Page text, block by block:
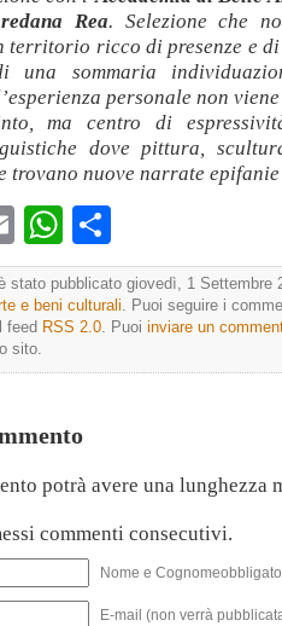
Rea. Selezione che
territorio ricco di presenze e
una sommaria
personale non
ma centro di
dove pittura,
trovano nuove narrate
EmailWhatsApp
stato pubblicato giovedì, 1 Settembre
e beni culturali. Puoi seguire i
feed RSS 2.0. Puoi inviare un
sito.
potrà avere una lunghezza
commenti consecutivi.
Nome e
E-mail (non verrà